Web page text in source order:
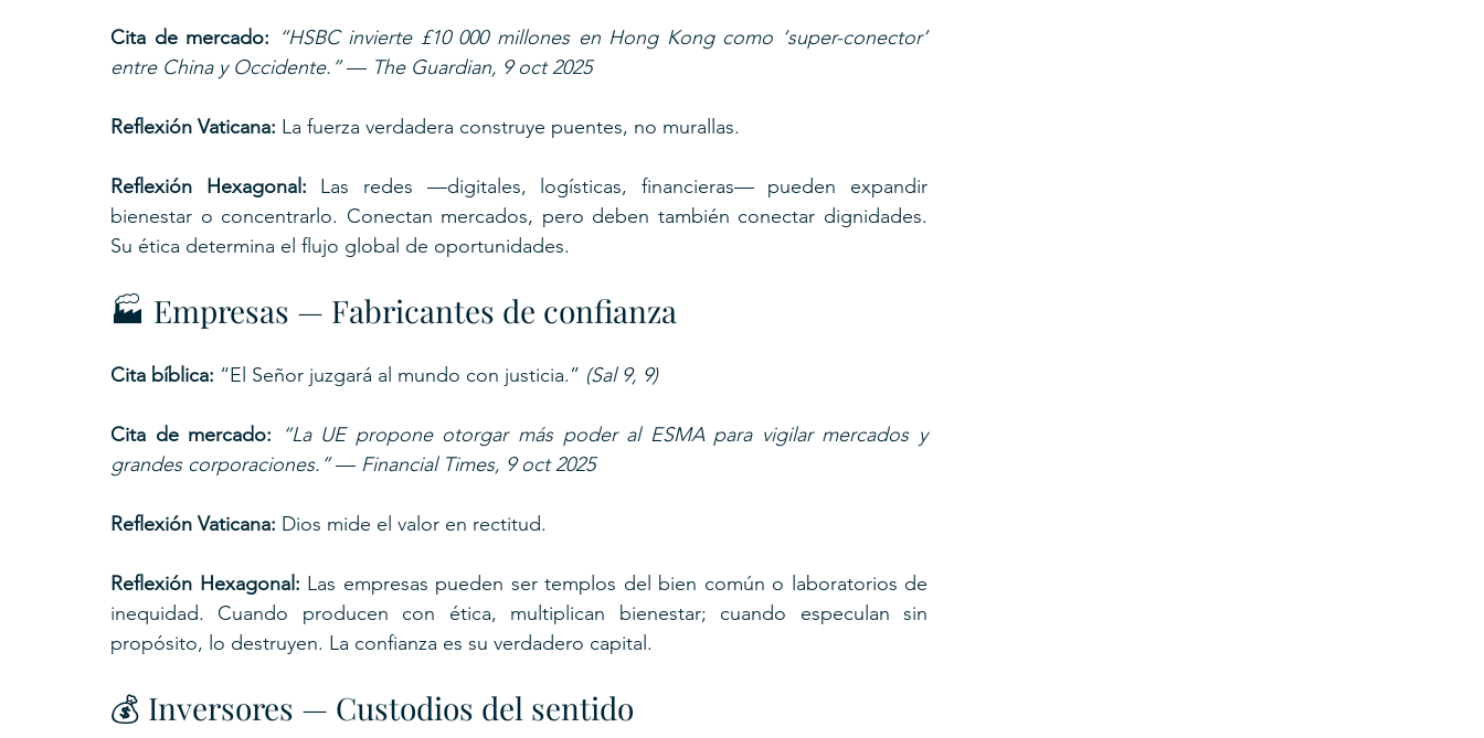
Cita de mercado: “HSBC invierte £10 000 millones en Hong Kong como ‘super-conector’
entre China y Occidente.” — The Guardian, 9 oct 2025
Reflexión Vaticana: La fuerza verdadera construye puentes, no murallas.
Reflexión Hexagonal: Las redes —digitales, logísticas, financieras— pueden expandir
bienestar o concentrarlo. Conectan mercados, pero deben también conectar dignidades.
Su ética determina el flujo global de oportunidades.
🏭 Empresas — Fabricantes de confianza
Cita bíblica: “El Señor juzgará al mundo con justicia.” (Sal 9, 9)
Cita de mercado:
“La UE propone otorgar más poder al ESMA para vigilar mercados y
grandes corporaciones.” — Financial Times, 9 oct 2025
Reflexión Vaticana: Dios mide el valor en rectitud.
Reflexión Hexagonal: Las empresas pueden ser templos del bien común o laboratorios de
inequidad. Cuando producen con ética, multiplican bienestar; cuando especulan sin
propósito, lo destruyen. La confianza es su verdadero capital.
💰 Inversores — Custodios del sentido